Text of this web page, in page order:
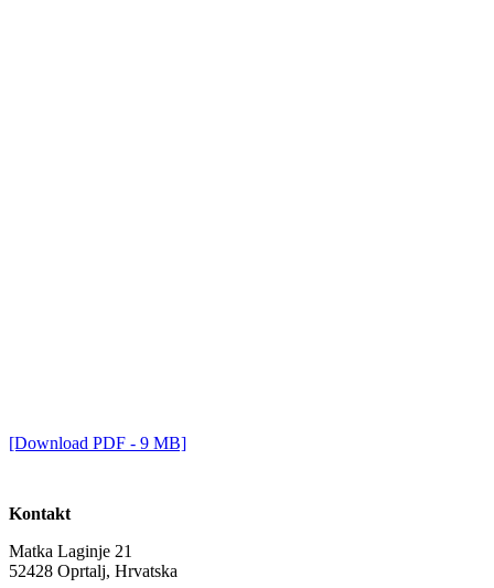
[Download PDF - 9 MB]
Kontakt
Matka Laginje 21
52428 Oprtalj, Hrvatska